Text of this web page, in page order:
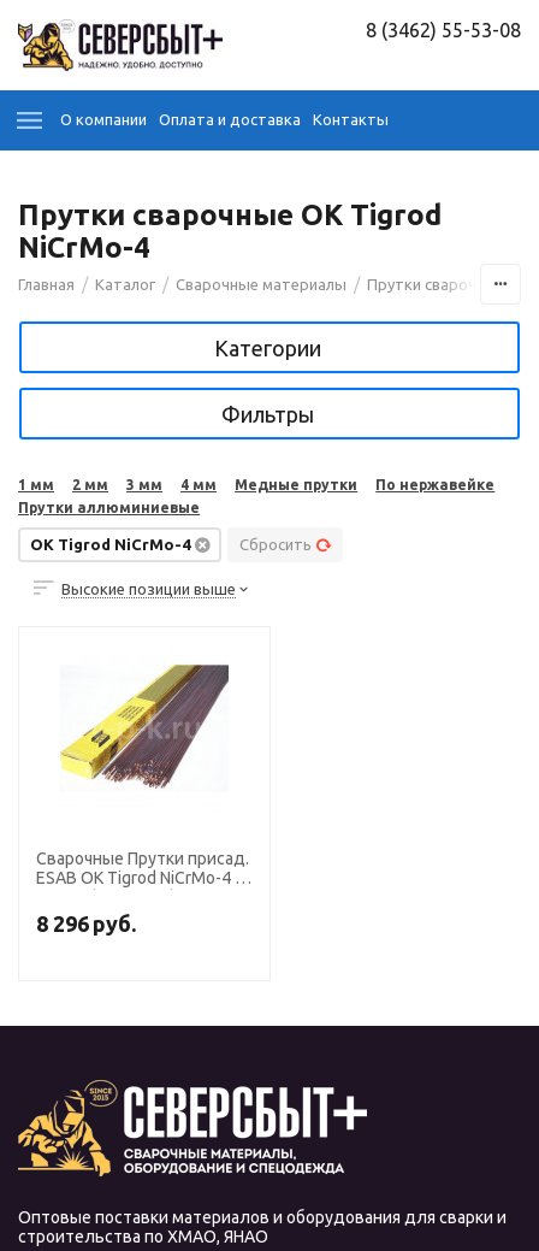
8 (3462) 55-53-08
О компании Оплата и доставка Контакты
Прутки сварочные OK Tigrod
NiCrMo-4
Главная / Каталог / Сварочные материалы / Прутки сварочные
Категории
Фильтры
1 мм 2 мм 3 мм 4 мм Медные прутки
По нержавейке
Прутки аллюминиевые
OK Tigrod NiCrMo-4 Сбросить
Высокие позиции выше
Сварочные Прутки присад.
ESAB OK Tigrod NiCrMo-4 ф
8 296 руб.
Оптовые поставки материалов и оборудования для сварки и
строительства по ХМАО, ЯНАО